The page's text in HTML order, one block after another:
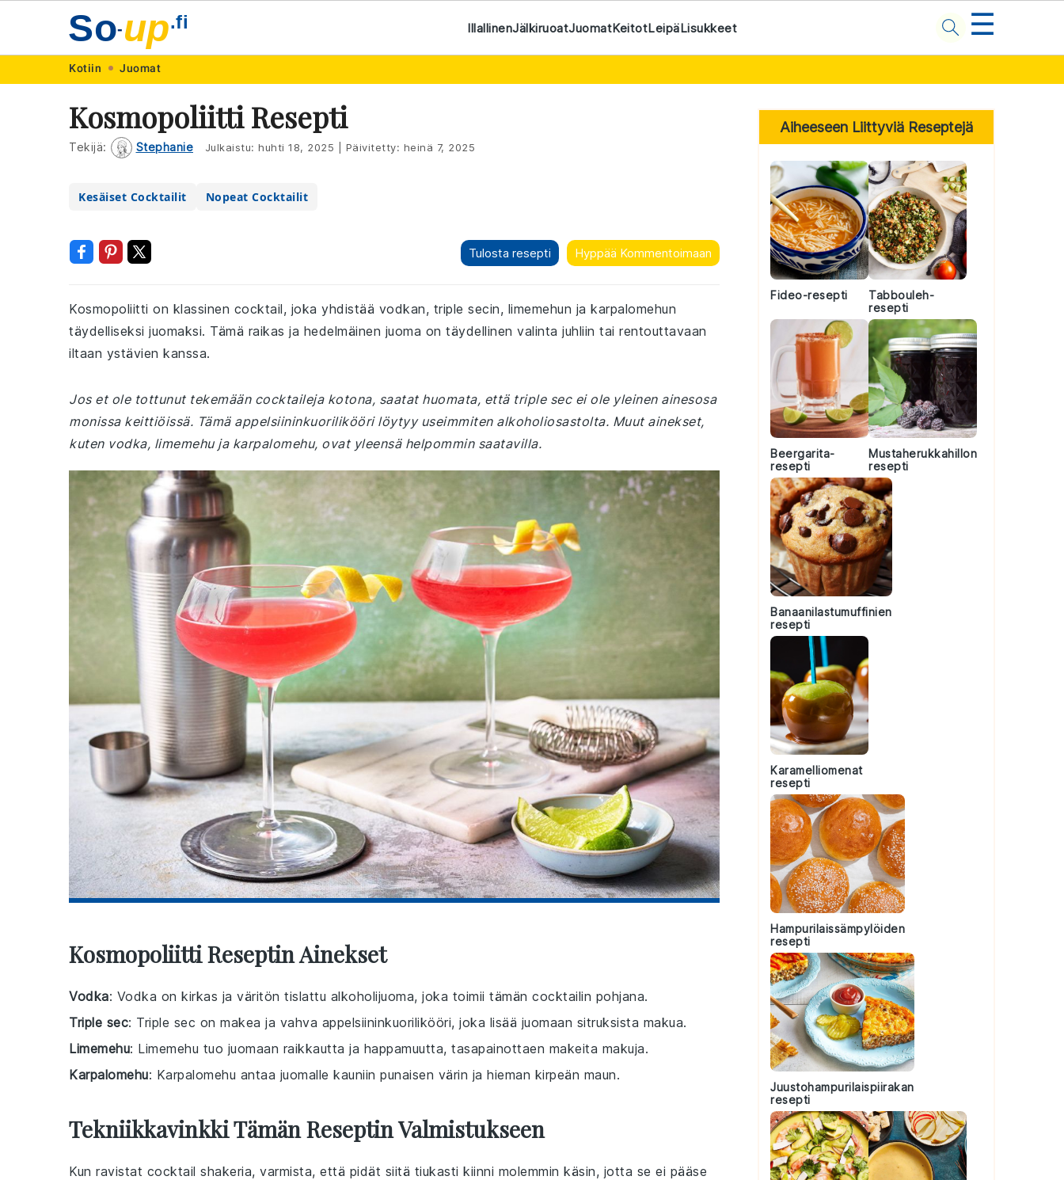
navigation
content
So-up.fi IllallinenJälkiruoatJuomatKeitotLeipäLisukkeet ☰
Kotiin Juomat
Kosmopoliitti Resepti
Tekijä: Stephanie Julkaistu: huhti 18, 2025 Päivitetty: heinä 7, 2025
Kesäiset Cocktailit Nopeat Cocktailit
Tulosta resepti Hyppää Kommentoimaan
Kosmopoliitti on klassinen cocktail, joka yhdistää vodkan, triple secin, limemehun ja karpalomehun
täydelliseksi juomaksi. Tämä raikas ja hedelmäinen juoma on täydellinen valinta juhliin tai rentouttavaan
iltaan ystävien kanssa.
Jos et ole tottunut tekemään cocktaileja kotona, saatat huomata, että triple sec ei ole yleinen ainesosa
monissa keittiöissä. Tämä appelsiininkuorilikööri löytyy useimmiten alkoholiosastolta. Muut ainekset,
kuten vodka, limemehu ja karpalomehu, ovat yleensä helpommin saatavilla.
Kosmopoliitti Reseptin Ainekset
Vodka: Vodka on kirkas ja väritön tislattu alkoholijuoma, joka toimii tämän cocktailin pohjana.
Triple sec: Triple sec on makea ja vahva appelsiininkuorilikööri, joka lisää juomaan sitruksista makua.
Limemehu: Limemehu tuo juomaan raikkautta ja happamuutta, tasapainottaen makeita makuja.
Karpalomehu: Karpalomehu antaa juomalle kauniin punaisen värin ja hieman kirpeän maun.
Tekniikkavinkki Tämän Reseptin Valmistukseen
Kun ravistat cocktail shakeria, varmista, että pidät siitä tiukasti kiinni molemmin käsin, jotta se ei pääse
Primary
Sidebar
Aiheeseen Liittyviä Reseptejä
Fideo-resepti
Tabbouleh-
resepti
Beergarita-
resepti
Mustaherukkahillon
resepti
Banaanilastumuffinien
resepti
Karamelliomenat
resepti
Hampurilaissämpylöiden
resepti
Juustohampurilaispiirakan
resepti